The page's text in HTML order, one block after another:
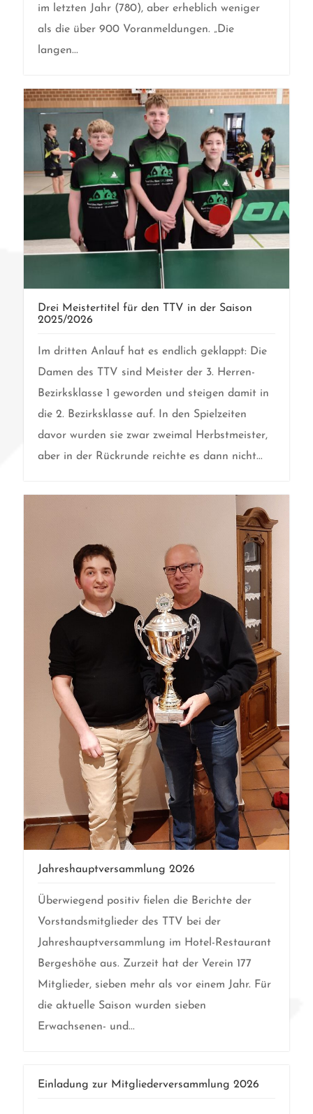
im letzten Jahr (780), aber erheblich weniger
als die über 900 Voranmeldungen. „Die
langen...
Drei Meistertitel für den TTV in der Saison
2025/2026
Im dritten Anlauf hat es endlich geklappt: Die
Damen des TTV sind Meister der 3. Herren-
Bezirksklasse 1 geworden und steigen damit in
die 2. Bezirksklasse auf. In den Spielzeiten
davor wurden sie zwar zweimal Herbstmeister,
aber in der Rückrunde reichte es dann nicht...
Jahreshauptversammlung 2026
Überwiegend positiv fielen die Berichte der
Vorstandsmitglieder des TTV bei der
Jahreshauptversammlung im Hotel-Restaurant
Bergeshöhe aus. Zurzeit hat der Verein 177
Mitglieder, sieben mehr als vor einem Jahr. Für
die aktuelle Saison wurden sieben
Erwachsenen- und...
Einladung zur Mitgliederversammlung 2026